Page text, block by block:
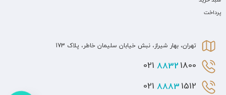
پرداخت
تهران، بهار شیراز، نبش خیابان سلیمان خاطر، پلاک 173
8832 1800 021
8883 1512 021